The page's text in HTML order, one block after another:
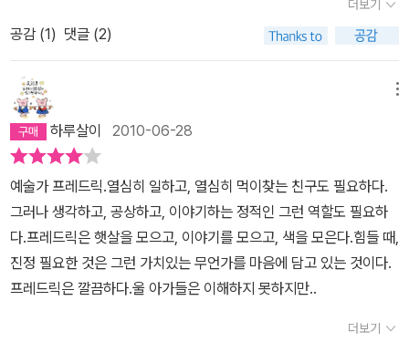
을 상징적으로 표현한 것이다. 한국사회는 어떤가? 6.25전쟁 이후
격차를 보이고 있다. 아직 환갑도 되지 않은 베이비부머 세대가 은퇴
하기 시작했고, 그 다음 세대는 주택 대출금의 노예로 전락하고, 그 다
음 세대는 취업의 문턱에서 수도 없는 좌절을 느끼고 있다. 당당하게
꿈을 펼칠 수 없는 가여운 미래세대에게 허먼 멜빌은 <필경사 바틀비
>라는 이야기를 통해 위안을 건네고 있는 것이다. <필경사 바틀비>
를 읽는 내내 답답함을 느낄 수 있다. 문제는 책을 다 읽고 나서도 속
시원하게 해결되지 않는다는 것이다. 대관절, 무엇이 바틀비를 그토
록 거부하게 하는 것 일까? 죽음으로 까지 내몰린 상황에서도 아무것
도 택하지 않았던 이유는 무엇일까? 작가가 전하는 의도는 무엇일
그에 대한 답을 <프레드릭>이라는 동화책에서 얻을 수 있었다. <프
망을 의미하는 것이겠지요?사실.. 빈둥거리기만 했던 프레드릭을 보
고겨울 동안.. 얌체같이 친구들이 모은 것을 얻어 먹지나 않을 까 했는
데..그게 아니라 오히려 더 소중한 마음을 간직하라고 이 책은 이야기
합니다.'개미와 베짱이'의 대안동화로 보기도 하던데..직접적인 노동
이 교훈을 주는 개미와 베짱이 보다..프레드릭을 읽으면서 더 가슴이
따뜻해 지는 이유가 무엇일까요..동화책 속에 등장하는 쥐빛 생쥐들
은..프레드릭의 마법에 따라 아주 아름다른 색상으로 물듭니다.정말
한편의 동화를 제대로 읽었네요..
더보기
공감 (1) 댓글 (2)
하루살이 2010-06-28
예술가 프레드릭.열심히 일하고, 열심히 먹이찾는 친구도 필요하다.
그러나 생각하고, 공상하고, 이야기하는 정적인 그런 역할도 필요하
다.프레드릭은 햇살을 모으고, 이야기를 모으고, 색을 모은다.힘들 때,
진정 필요한 것은 그런 가치있는 무언가를 마음에 담고 있는 것이다.
프레드릭은 깔끔하다.울 아가들은 이해하지 못하지만..
더보기